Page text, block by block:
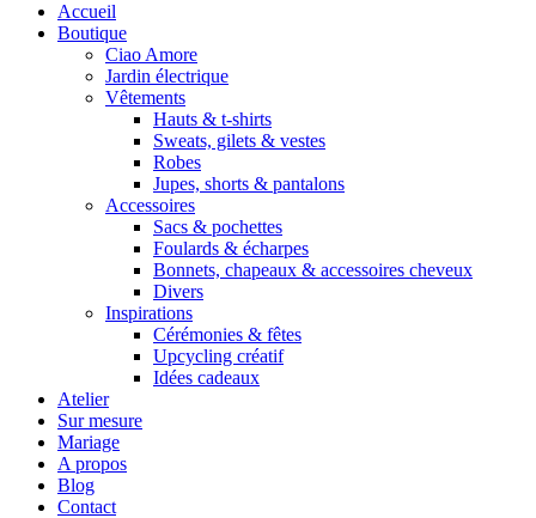
Accueil
Boutique
Ciao Amore
Jardin électrique
Vêtements
Hauts & t-shirts
Sweats, gilets & vestes
Robes
Jupes, shorts & pantalons
Accessoires
Sacs & pochettes
Foulards & écharpes
Bonnets, chapeaux & accessoires cheveux
Divers
Inspirations
Cérémonies & fêtes
Upcycling créatif
Idées cadeaux
Atelier
Sur mesure
Mariage
A propos
Blog
Contact